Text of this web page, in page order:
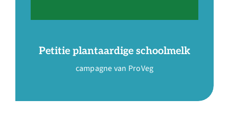
Petitie plantaardige schoolmelk
campagne van ProVeg